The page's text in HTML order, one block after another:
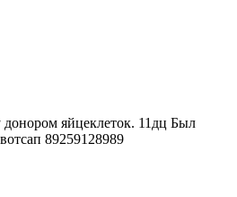
донором яйцеклеток. 11дц Был
89259128989